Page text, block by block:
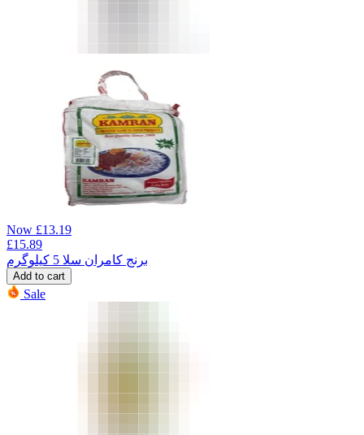
Now £13.19
£15.89
برنج کامران سلا 5 کیلوگرم
Add to cart
Sale